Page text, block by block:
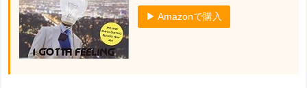
▶ Amazonで購入